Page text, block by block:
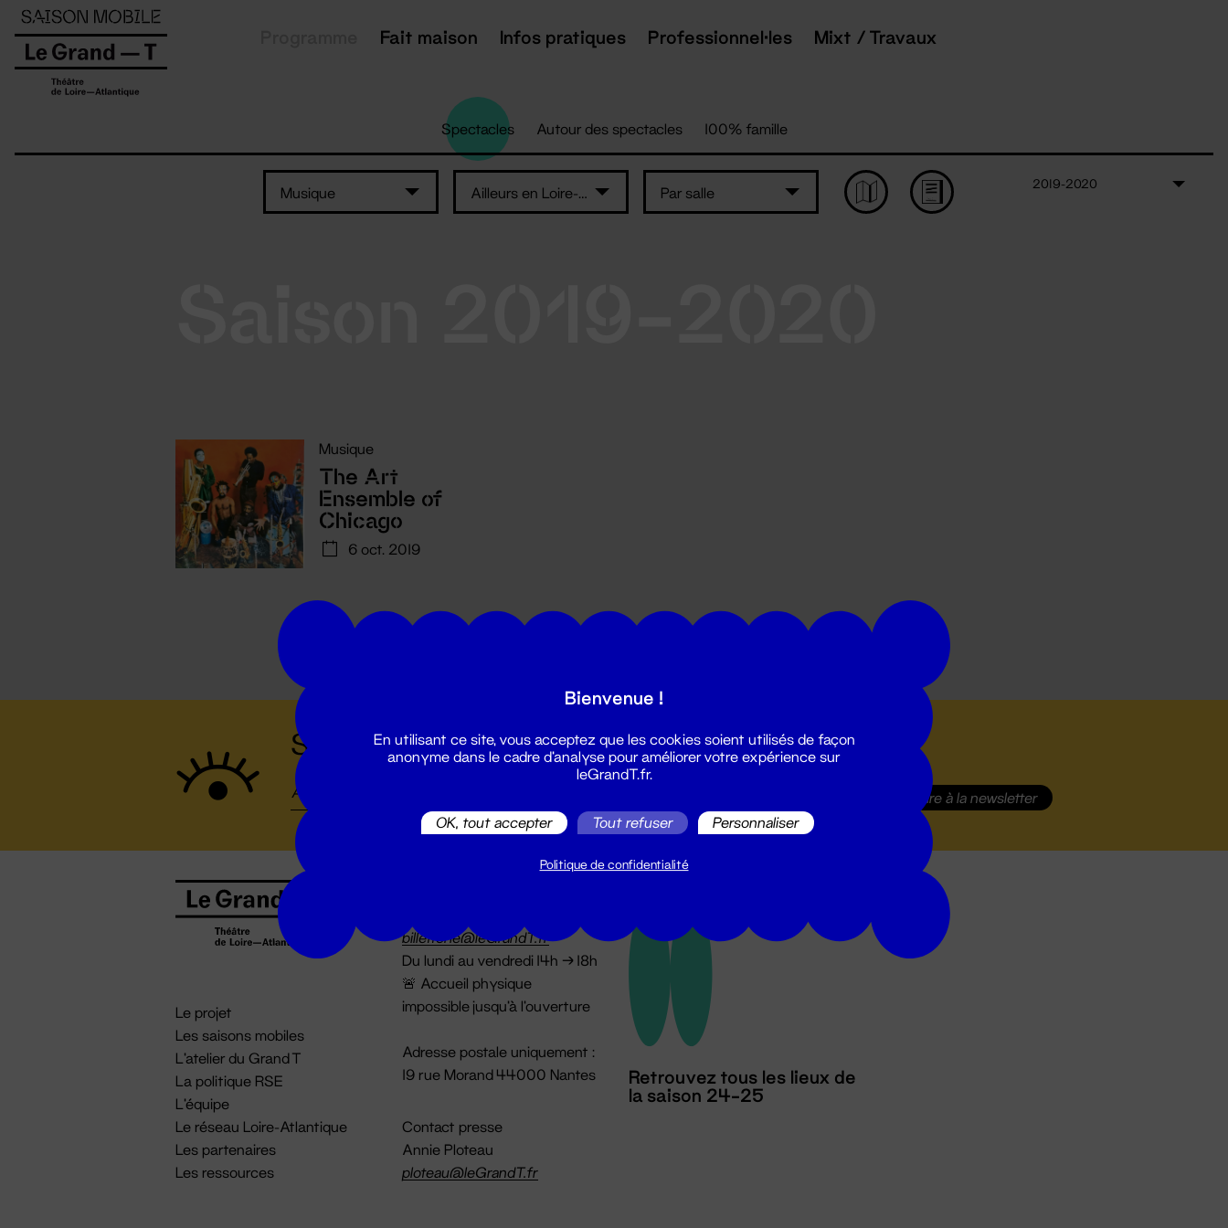
Fait maison Infos pratiques Professionnel·les Mixt / Travaux
Spectacles Autour des spectacles 100% famille
Musique Ailleurs en Loire-Atlantique Par salle
2019-2020
Musique
The Art
Ensemble of
Chicago
6 oct. 2019
Suivez toutes les actualités du Grand T :
S'inscrire à la newsletter
Le projet
Les saisons mobiles
L'atelier du Grand T
La politique RSE
L'équipe
Le réseau Loire-Atlantique
Les partenaires
Les ressources
billetterie@leGrandT.fr
Du lundi au vendredi 14h → 18h
🚨 Accueil physique
impossible jusqu'à l'ouverture
Adresse postale uniquement :
19 rue Morand 44000 Nantes
Contact presse
Annie Ploteau
ploteau@leGrandT.fr
Retrouvez tous les lieux de
la saison 24-25
Panneau de gestion des cookies
Bienvenue !
En utilisant ce site, vous acceptez que les cookies soient utilisés de façon
anonyme dans le cadre d'analyse pour améliorer votre expérience sur
leGrandT.fr.
OK, tout accepter Tout refuser Personnaliser
Politique de confidentialité